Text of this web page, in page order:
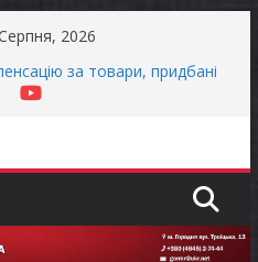
2026
за товари, придбані
бізнесу
ХВИЛИНА